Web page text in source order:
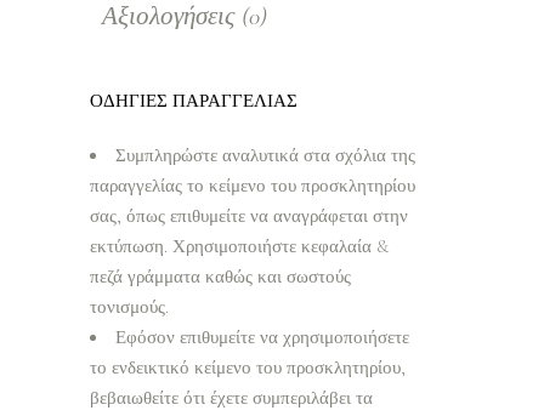
Αξιολογήσεις (0)
ΟΔΗΓΙΕΣ ΠΑΡΑΓΓΕΛΙΑΣ
Συμπληρώστε αναλυτικά στα σχόλια της
παραγγελίας το κείμενο του προσκλητηρίου
σας, όπως επιθυμείτε να αναγράφεται στην
εκτύπωση. Χρησιμοποιήστε κεφαλαία &
πεζά γράμματα καθώς και σωστούς
τονισμούς.
Εφόσον επιθυμείτε να χρησιμοποιήσετε
το ενδεικτικό κείμενο του προσκλητηρίου,
βεβαιωθείτε ότι έχετε συμπεριλάβει τα